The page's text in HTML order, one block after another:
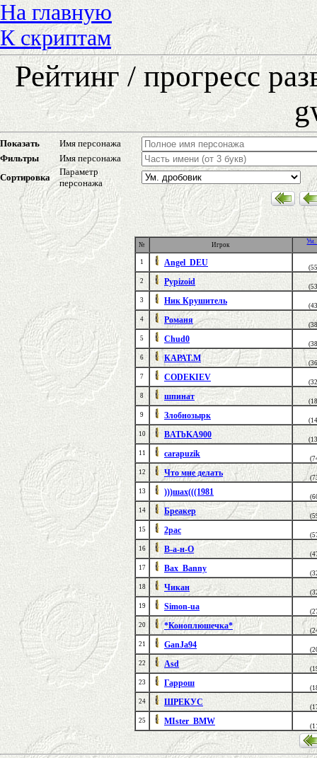
На главную
К скриптам
Рейтинг / прогресс
Показать
Имя персонажа
Фильтры
Имя персонажа
Сортировка
Параметр
персонажа
№ Игрок Ум.
1 Angel_DEU
2
Pypizoid
3
Ник Крушитель
4
Романя
5
Chud0
6
КАРАТ.М
7
CODEKIEV
8
шпинат
9
Злобнозырк
10
BATbKA900
11
carapuzik
12
Что мне делать
13
)))шах(((1981
14
Бреакер
15
2pac
16
В-а-н-О
17
Bax_Banny
18
Чикан
19
Simon-ua
20
*Коноплюшечка*
21
GanJa94
22
Asd
23
Гаррош
24
ШРЕКУС
25
MIster_BMW